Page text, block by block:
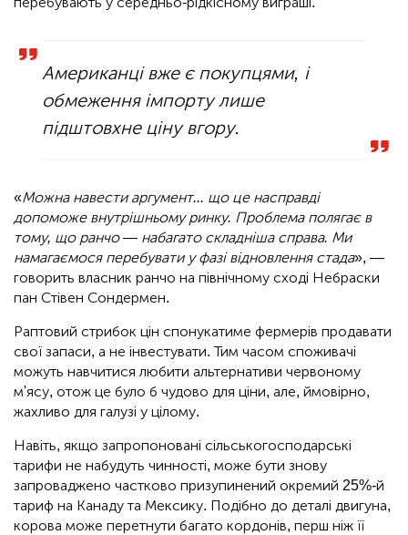
Американці вже є покупцями, і
обмеження імпорту лише
підштовхне ціну вгору.
«Можна навести аргумент... що це насправді
допоможе внутрішньому ринку. Проблема полягає в
тому, що ранчо — набагато складніша справа. Ми
намагаємося перебувати у фазі відновлення стада», —
говорить власник ранчо на північному сході Небраски
пан Стівен Сондермен.
Раптовий стрибок цін спонукатиме фермерів продавати
свої запаси, а не інвестувати. Тим часом споживачі
можуть навчитися любити альтернативи червоному
м'ясу, отож це було б чудово для ціни, але, ймовірно,
жахливо для галузі у цілому.
Навіть, якщо запропоновані сільськогосподарські
тарифи не набудуть чинності, може бути знову
запроваджено частково призупинений окремий 25%-й
тариф на Канаду та Мексику. Подібно до деталі двигуна,
корова може перетнути багато кордонів, перш ніж її